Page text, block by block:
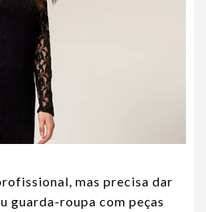
mas precisa dar
guarda-roupa com peças